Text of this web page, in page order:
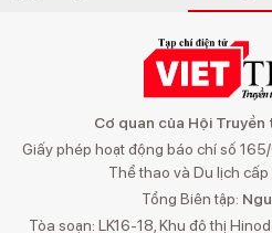
Cơ quan của Hội
Giấy phép hoạt động báo chí số
Thể thao và Du lịch
Tổng Biên tập:
Tòa soạn: LK16-18, Khu đô thị